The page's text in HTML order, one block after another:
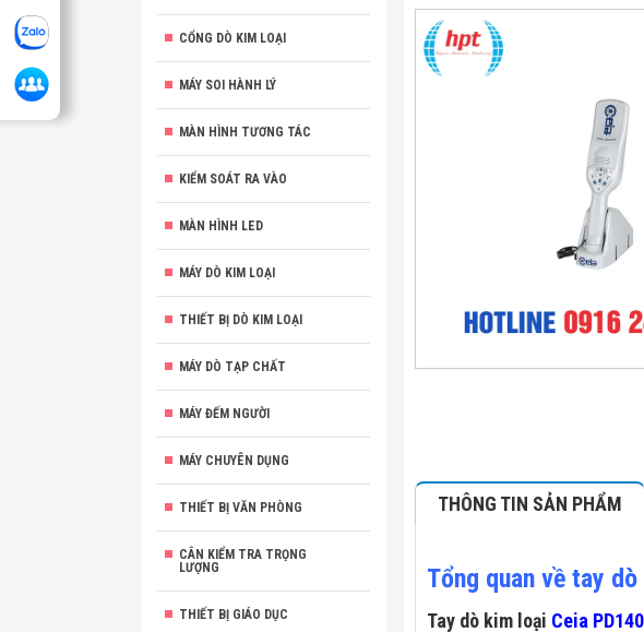
CỔNG DÒ KIM LOẠI
MÁY SOI HÀNH LÝ
MÀN HÌNH TƯƠNG TÁC
KIỂM SOÁT RA VÀO
MÀN HÌNH LED
MÁY DÒ KIM LOẠI
THIẾT BỊ DÒ KIM LOẠI
MÁY DÒ TẠP CHẤT
MÁY ĐẾM NGƯỜI
MÁY CHUYÊN DỤNG
THIẾT BỊ VĂN PHÒNG
CÂN KIỂM TRA TRỌNG
LƯỢNG
THIẾT BỊ GIÁO DỤC
THÔNG TIN SẢN PHẨM
Tổng quan về tay
Tay dò kim loại Ceia